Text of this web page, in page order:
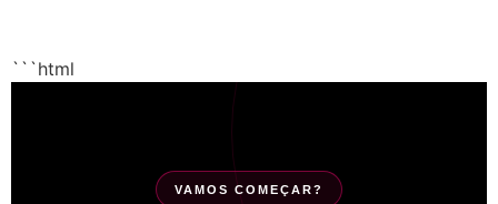
```html
VAMOS COMEÇAR?